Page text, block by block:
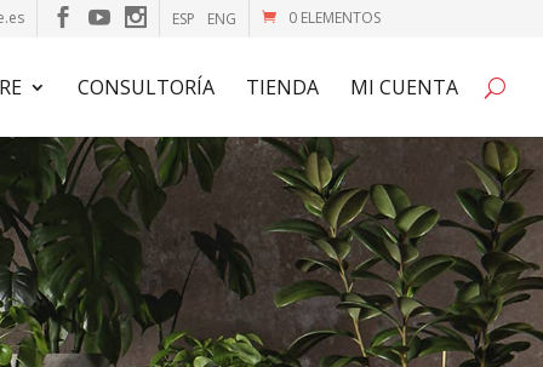
0 ELEMENTOS
ESP ENG
CONSULTORÍA TIENDA MI CUENTA